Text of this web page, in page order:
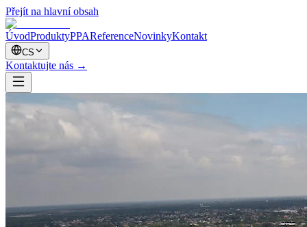
Přejít na hlavní obsah
ÚvodProduktyPPAReferenceNovinkyKontakt
CS
Kontaktujte nás →